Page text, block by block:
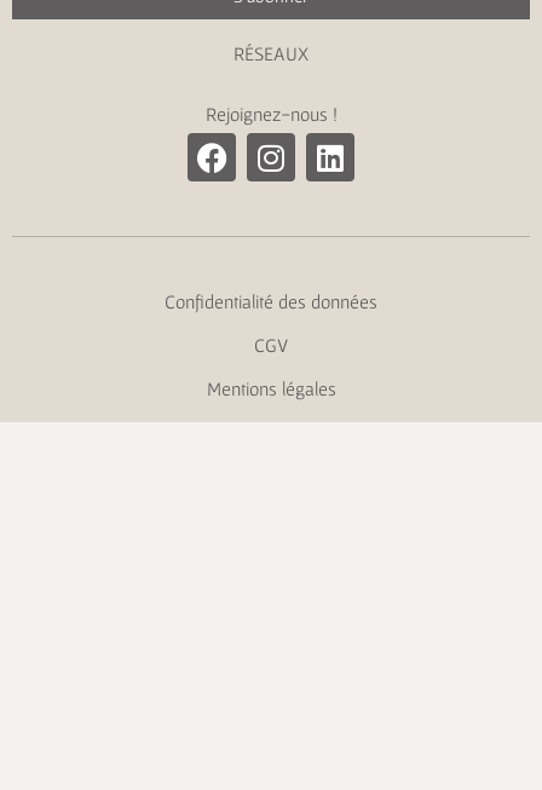
RÉSEAUX
Rejoignez-nous !
Confidentialité des données
CGV
Mentions légales